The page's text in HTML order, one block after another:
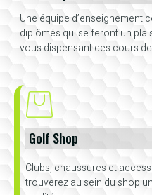
Une équipe d’enseignement
diplômés qui se feront un
vous dispensant des cours
Golf Shop
Clubs, chaussures et
trouverez au sein du shop